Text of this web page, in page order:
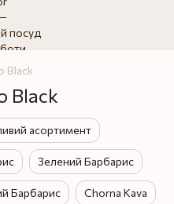
Black
Black
асортимент
Зелений Барбарис
Барбарис Chorna Kava